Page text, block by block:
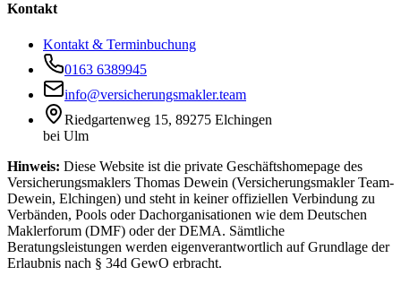
Kontakt
Kontakt & Terminbuchung
0163 6389945
info@versicherungsmakler.team
Riedgartenweg 15, 89275 Elchingen
bei Ulm
Hinweis: Diese Website ist die private Geschäftshomepage des
Versicherungsmaklers Thomas Dewein (Versicherungsmakler Team-
Dewein, Elchingen) und steht in keiner offiziellen Verbindung zu
Verbänden, Pools oder Dachorganisationen wie dem Deutschen
Maklerforum (DMF) oder der DEMA. Sämtliche
Beratungsleistungen werden eigenverantwortlich auf Grundlage der
Erlaubnis nach § 34d GewO erbracht.